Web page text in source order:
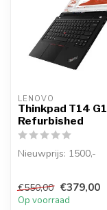
LENOVO
Thinkpad T14 G1 |
Refurbished
Nieuwprijs: 1500,-
één toppakket
De 14"-ThinkPad ...
€550,00 €379,00
Op voorraad